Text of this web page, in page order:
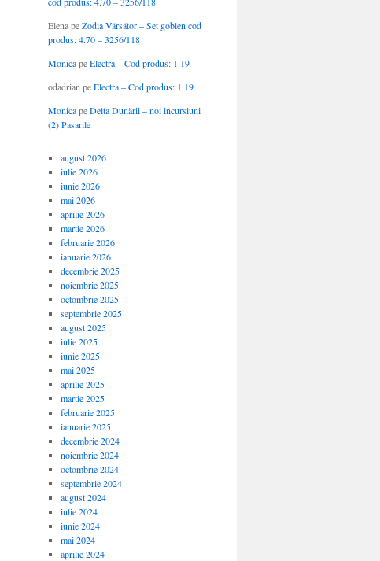
ElenapeZodia Vărsător – Set goblen cod
produs: 4.70 – 3256/118
MonicapeElectra – Cod produs: 1.19
odadrian peElectra – Cod produs: 1.19
MonicapeDelta Dunării – noi incursiuni
(2) Pasarile
august 2026
iulie 2026
iunie 2026
mai 2026
aprilie 2026
martie 2026
februarie 2026
ianuarie 2026
decembrie 2025
noiembrie 2025
octombrie 2025
septembrie 2025
august 2025
iulie 2025
iunie 2025
mai 2025
aprilie 2025
martie 2025
februarie 2025
ianuarie 2025
decembrie 2024
noiembrie 2024
octombrie 2024
septembrie 2024
august 2024
iulie 2024
iunie 2024
mai 2024
aprilie 2024